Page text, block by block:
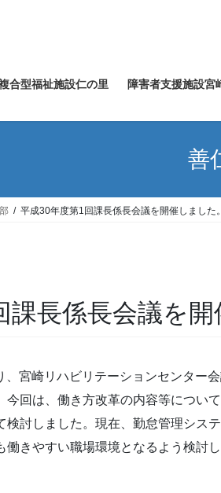
合型福祉施設仁の里 障害者支援施設宮
善
平成30年度第1回課長係長会議を開催しました。
長係長会議を開
宮崎リハビリテーションセンター
今回は、働き方改革の内容等につい
検討しました。現在、勤怠管理シス
働きやすい職場環境となるよう検討